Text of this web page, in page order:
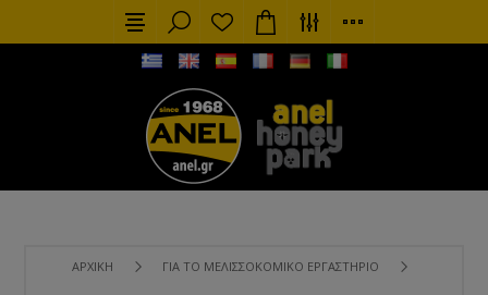
ΑΡΧΙΚΉ ΓΙΑ ΤΟ ΜΕΛΙΣΣΟΚΟΜΙΚΌ ΕΡΓΑΣΤΉΡΙΟ